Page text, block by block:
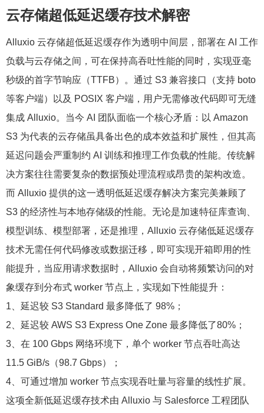
云存储超低延迟缓存技术解密
Alluxio 云存储超低延迟缓存作为透明中间层，部署在 AI 工作
负载与云存储之间，可在保持高吞吐性能的同时，实现亚毫
秒级的首字节响应（TTFB）。通过 S3 兼容接口（支持 boto
等客户端）以及 POSIX 客户端，用户无需修改代码即可无缝
集成 Alluxio。当今 AI 团队面临一个核心矛盾：以 Amazon
S3 为代表的云存储虽具备出色的成本效益和扩展性，但其高
延迟问题会严重制约 AI 训练和推理工作负载的性能。传统解
决方案往往需要复杂的数据预处理流程或昂贵的架构改造。
而 Alluxio 提供的这一透明低延迟缓存解决方案完美兼顾了
S3 的经济性与本地存储级的性能。无论是加速特征库查询、
模型训练、模型部署，还是推理，Alluxio 云存储低延迟缓存
技术无需任何代码修改或数据迁移，即可实现开箱即用的性
能提升，当应用请求数据时，Alluxio 会自动将频繁访问的对
象缓存到分布式 worker 节点上，实现如下性能提升：
1、延迟较 S3 Standard 最多降低了 98%；
2、延迟较 AWS S3 Express One Zone 最多降低了80%；
3、在 100 Gbps 网络环境下，单个 worker 节点吞吐高达
11.5 GiB/s（98.7 Gbps）；
4、可通过增加 worker 节点实现吞吐量与容量的线性扩展。
这项全新低延迟缓存技术由 Alluxio 与 Salesforce 工程团队